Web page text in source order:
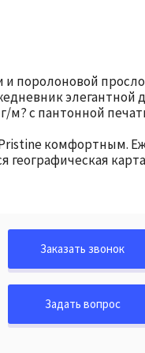
поролоновой
элегантной
с пантонной
комфортным.
Заказать звонок
Задать вопрос